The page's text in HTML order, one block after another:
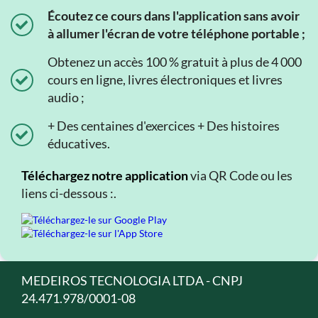
Écoutez ce cours dans l'application sans avoir
à allumer l'écran de votre téléphone portable ;
Obtenez un accès 100 % gratuit à plus de 4 000
cours en ligne, livres électroniques et livres
audio ;
+ Des centaines d'exercices + Des histoires
éducatives.
Téléchargez notre applicationvia QR Code ou les
liens ci-dessous :.
MEDEIROS TECNOLOGIA LTDA - CNPJ
24.471.978/0001-08